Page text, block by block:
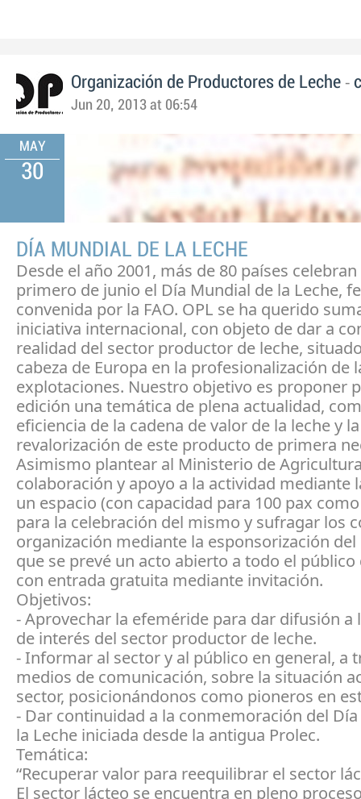
Organización de Productores de Leche -
Jun 20, 2013 at 06:54
MAY
30
DÍA MUNDIAL DE LA LECHE
Desde el año 2001, más de 80 países
primero de junio el Día Mundial de la Leche,
convenida por la FAO. OPL se ha querido
iniciativa internacional, con objeto de dar a
realidad del sector productor de leche,
cabeza de Europa en la profesionalización de
explotaciones. Nuestro objetivo es proponer
edición una temática de plena actualidad,
eficiencia de la cadena de valor de la leche y la
revalorización de este producto de primera
Asimismo plantear al Ministerio de
colaboración y apoyo a la actividad mediante
un espacio (con capacidad para 100 pax
para la celebración del mismo y sufragar los
organización mediante la esponsorización del
que se prevé un acto abierto a todo el público
con entrada gratuita mediante invitación.
Objetivos:
- Aprovechar la efeméride para dar difusión a
de interés del sector productor de leche.
- Informar al sector y al público en general, a
medios de comunicación, sobre la situación
sector, posicionándonos como pioneros en
- Dar continuidad a la conmemoración del
la Leche iniciada desde la antigua Prolec.
Temática:
“Recuperar valor para reequilibrar el sector
El sector lácteo se encuentra en pleno